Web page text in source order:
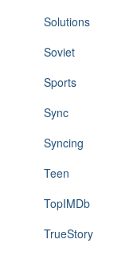
Solutions
Soviet
Sports
Sync
Syncing
Teen
TopIMDb
TrueStory